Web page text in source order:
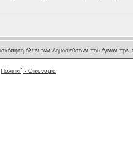
όλων των Δημοσιεύσεων που έγιναν πριν
Πολιτική - Oικονομία